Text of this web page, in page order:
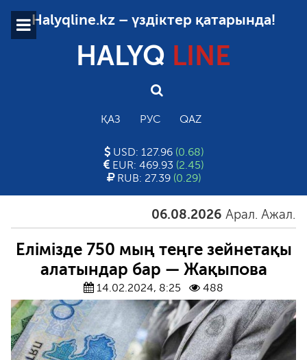
Halyqline.kz – үздіктер қатарында!
HALYQ LINE
ҚАЗ РУС QAZ
USD: 127.96 (0.68)
EUR: 469.93 (2.45)
RUB: 27.39 (0.29)
06.08.2026 Арал. Ажал.
Елімізде 750 мың теңге зейнетақы
алатындар бар — Жақыпова
14.02.2024, 8:25 488